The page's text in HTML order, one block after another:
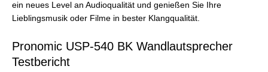
ein neues Level an Audioqualität und genießen Sie Ihre
Lieblingsmusik oder Filme in bester Klangqualität.
Pronomic USP-540 BK Wandlautsprecher
Testbericht